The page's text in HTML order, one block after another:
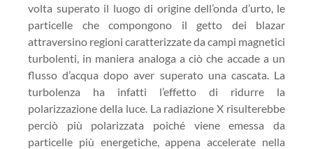
volta superato il luogo di origine dell’onda d’urto, le
particelle che compongono il getto dei blazar
attraversino regioni caratterizzate da campi magnetici
turbolenti, in maniera analoga a ciò che accade a un
flusso d’acqua dopo aver superato una cascata. La
turbolenza ha infatti l’effetto di ridurre la
polarizzazione della luce. La radiazione X risulterebbe
perciò più polarizzata poiché viene emessa da
particelle più energetiche, appena accelerate nella